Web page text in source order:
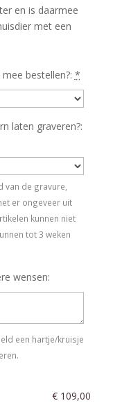
en is daarmee
met een
bestellen?: *
laten graveren?:
de gravure,
er ongeveer uit
kunnen niet
tot 3 weken
wensen:
een hartje/kruisje
€ 109,00